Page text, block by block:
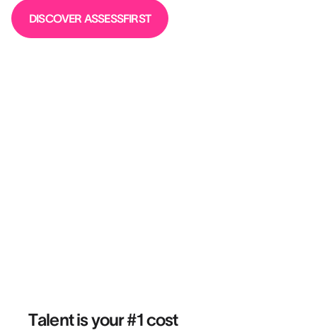
DISCOVER ASSESSFIRST
Talent is your #1 cost